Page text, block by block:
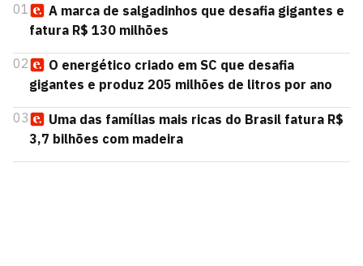
01
A marca de salgadinhos que desafia gigantes e
fatura R$ 130 milhões
02
O energético criado em SC que desafia
gigantes e produz 205 milhões de litros por ano
03
Uma das famílias mais ricas do Brasil fatura R$
3,7 bilhões com madeira